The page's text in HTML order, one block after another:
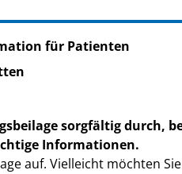
für Patienten
sorgfältig durch,
Informationen.
auf. Vielleicht möchten